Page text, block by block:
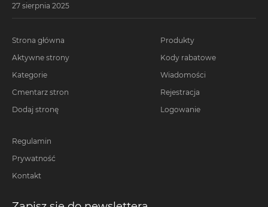
27 sierpnia 2025
Strona główna
Aktywne strony
Kategorie
Cmentarz stron
Dodaj stronę
Produkty
Kody rabatowe
Wiadomości
Rejestracja
Logowanie
Regulamin
Prywatność
Kontakt